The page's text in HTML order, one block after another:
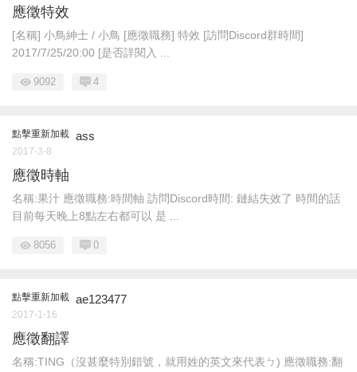
應徵特效
[名稱] 小鳥紳士 / 小鳥 [應徵職務] 特效 [訪問Discord群時間]
2017/7/25/20:00 [是否詳閱入 ...
9092 4
點擊重新加載 ass
2017-3-8
應徵時軸
名稱:果汁 應徵職務:時間軸 訪問Discord時間: 鏈結失效了 時間的話
目前每天晚上8點左右都可以 是 ...
8056 0
點擊重新加載 ae123477
2017-1-16
應徵翻譯
名稱:TING（沒甚麼特別錯號，就用姓的英文來代表ㄅ) 應徵職務:翻